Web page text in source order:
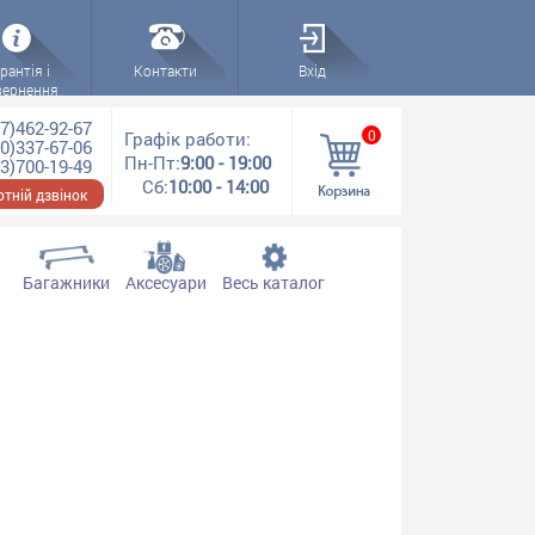
і
Контакти Вхід
92-67
67-06
19-49
дзвінок
Графік работи:
Пн-Пт:9:00 - 19:00
Сб:10:00 - 14:00
0
Багажники Аксесуари Весь каталог